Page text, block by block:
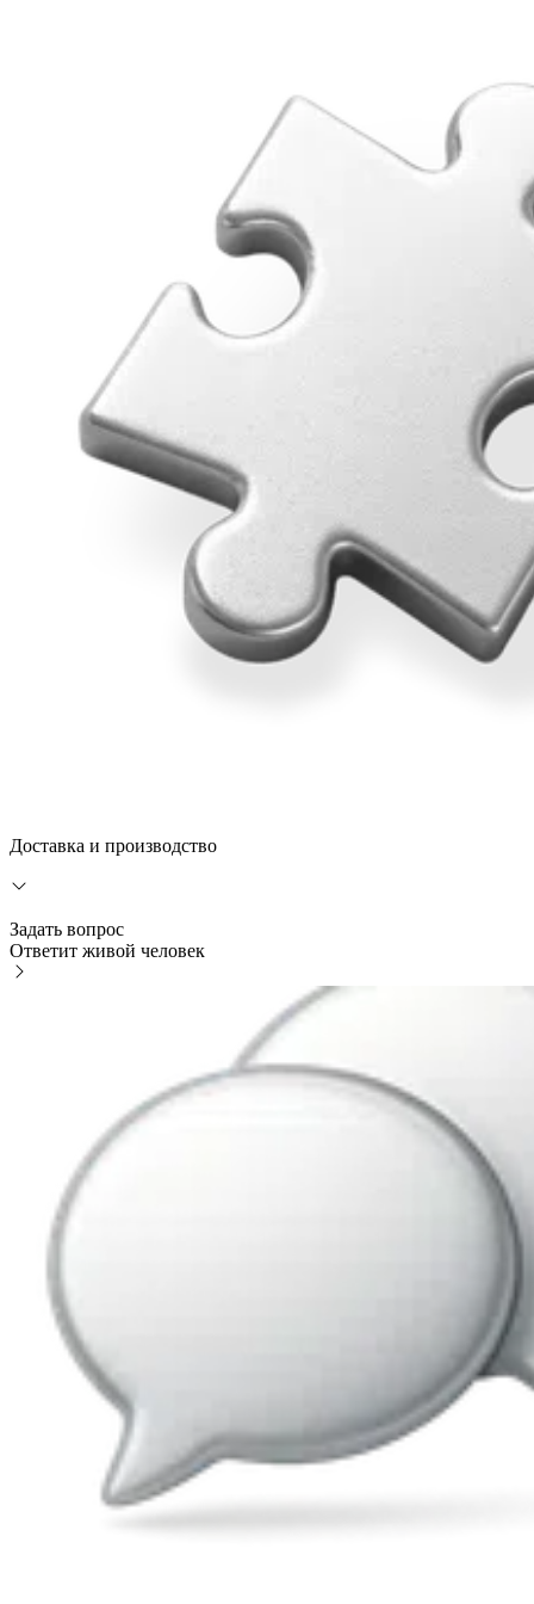
Доставка и производство
Задать вопрос
Ответит живой человек